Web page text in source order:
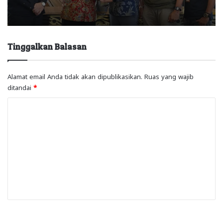
Tinggalkan Balasan
Alamat email Anda tidak akan dipublikasikan. Ruas yang wajib
ditandai *